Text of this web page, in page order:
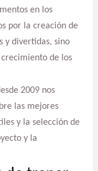
en los
por la creación de
y divertidas, sino
de los
2009 nos
las mejores
y la selección de
y la